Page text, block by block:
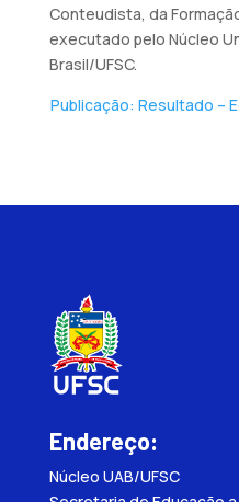
Conteudista, da
executado pelo Núcleo
Brasil/UFSC.
Publicação: Resultado –
Endereço:
Núcleo UAB/UFSC